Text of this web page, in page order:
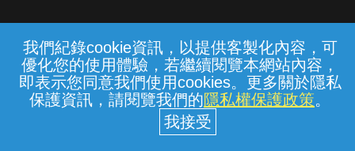
我們紀錄cookie資訊，以提供客製化內容，可
優化您的使用體驗，若繼續閱覽本網站內容，
即表示您同意我們使用cookies。更多關於隱私
保護資訊，請閱覽我們的隱私權保護政策。
常見問題 線上客服 服務條款 隱私權保護
中華電信股份有限公司個人家庭分公司
(統一編號：96979949) © 2026
{{notifyMsg}}